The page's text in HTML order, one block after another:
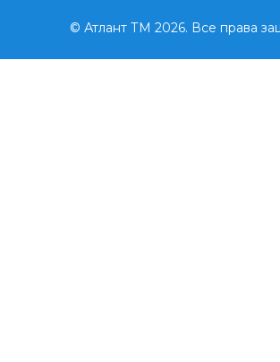
© Атлант ТМ 2026. Все права